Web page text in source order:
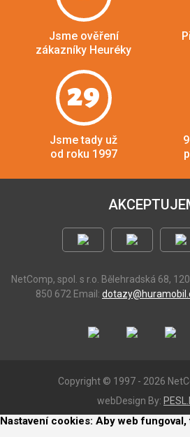
Jsme ověření
zákazníky Heuréky
29
Jsme tady už
od roku 1997
NetComp, spol. s r.o. Bělehradská 68,
850 672 Email:
Copyright © 1997 - 2026
webDesign By:
Nastavení cookies: Aby web fungoval,